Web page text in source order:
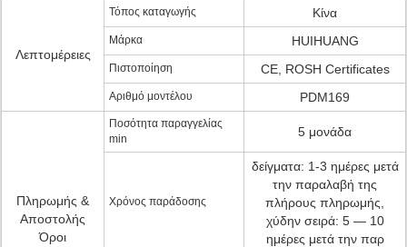
Λεπτομέρειες
Τόπος καταγωγής Κίνα
Μάρκα HUIHUANG
Πιστοποίηση CE, ROSH Certificates
Αριθμό μοντέλου PDM169
Πληρωμής &
Αποστολής
Όροι
Ποσότητα παραγγελίας
min
5 μονάδα
Χρόνος παράδοσης
δείγματα: 1-3 ημέρες μετά
την παραλαβή της
πλήρους πληρωμής,
χύδην σειρά: 5 — 10
ημέρες μετά την παρ